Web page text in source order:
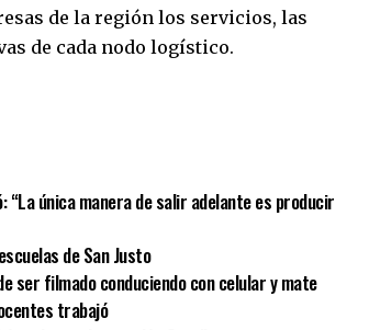
de la región los servicios, las
de cada nodo logístico.
única manera de salir adelante es producir
de San Justo
ser filmado conduciendo con celular y mate
trabajó